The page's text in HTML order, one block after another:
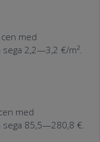
med
sega 2,2—3,2 €/m².
med
sega 85,5—280,8 €.